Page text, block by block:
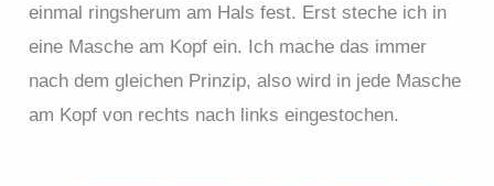
einmal ringsherum am Hals fest. Erst steche ich in
eine Masche am Kopf ein. Ich mache das immer
nach dem gleichen Prinzip, also wird in jede Masche
am Kopf von rechts nach links eingestochen.